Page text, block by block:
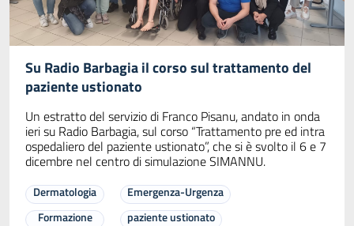
Su Radio Barbagia il corso sul trattamento del
paziente ustionato
Un estratto del servizio di Franco Pisanu, andato in onda
ieri su Radio Barbagia, sul corso “Trattamento pre ed intra
ospedaliero del paziente ustionato”, che si è svolto il 6 e 7
dicembre nel centro di simulazione SIMANNU.
Dermatologia
Emergenza-Urgenza
Formazione
paziente ustionato